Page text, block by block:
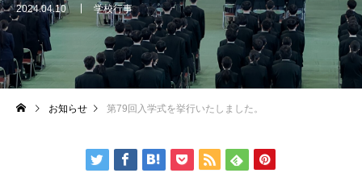
2024.04.10 学校行事
お知らせ 第79回入学式を挙行いたしました。